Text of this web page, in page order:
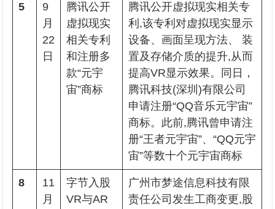
5
9
月
22
日
腾讯公开
虚拟现实
相关专利
和注册多
款“元宇
宙”商标
腾讯公开虚拟现实相关专
利,该专利对虚拟现实显示
设备、画面呈现方法、 装
置及存储介质的提升,从而
提高VR显示效果。同日，
腾讯科技(深圳)有限公司
申请注册“QQ音乐元宇宙”
商标。此前,腾讯曾申请注
册“王者元宇宙”、“QQ元宇
宙”等数十个元宇宙商标
8
11
月
字节入股
VR与AR
广州市梦途信息科技有限
责任公司发生工商变更,股